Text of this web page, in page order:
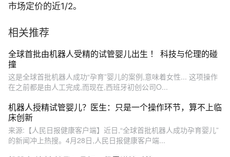
市场定价的近1/2。
相关推荐
全球首批由机器人受精的试管婴儿出生 ！ 科技与伦理的碰
撞
这是全球首批机器人成功“孕育”婴儿的案例,意味着女性... 这项操作
在之前都是由人工完成,而现在,西班牙初创公司O...
机器人授精试管婴儿？医生：只是一个操作环节，算不上临
床创新
来源:【人民日报健康客户端】近日,“全球首批机器人成功孕育婴儿”
的新闻冲上热搜。4月28日,人民日报健康客户端...